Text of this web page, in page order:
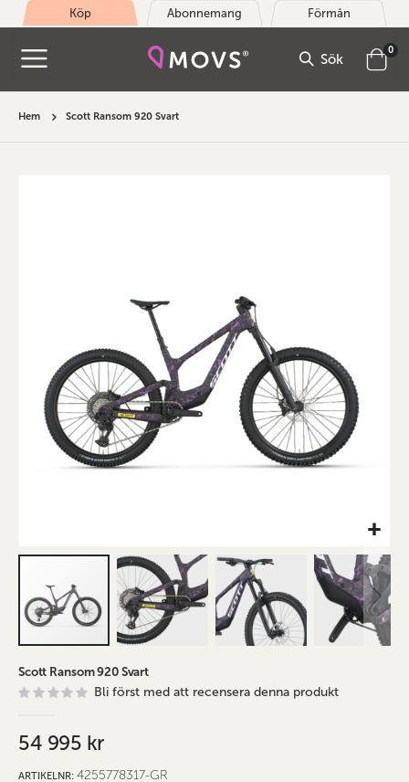
Köp Abonnemang Förmån
Sök Cart
0
Hem Scott Ransom 920 Svart
till
början
Scott Ransom 920 Svart
Bli först med att recensera denna produkt
54 995 kr
ARTIKELNR 4255778317-GR